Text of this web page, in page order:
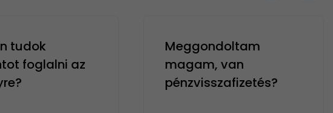
tudok
foglalni az
Meggondoltam
magam, van
pénzvisszafizetés?